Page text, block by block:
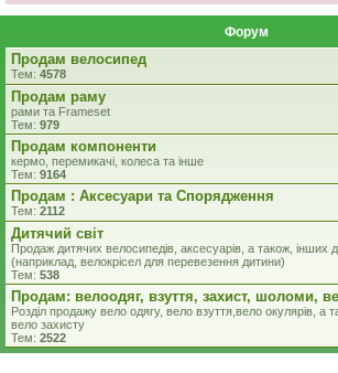
Форум
Продам велосипед
Тем: 4578
Продам раму
рами та Frameset
Тем: 979
Продам компоненти
кермо, перемикачі, колеса та інше
Тем: 9164
Продам : Аксесуари та Спорядження
Тем: 2112
Дитячий світ
Продаж дитячих велосипедів, аксесуарів, а також, інших
(наприклад, велокрісел для перевезення дитини)
Тем: 538
Продам: велоодяг, взуття, захист, шоломи,
Розділ продажу вело одягу, вело взуття,вело окулярів, а
вело захисту
Тем: 2522